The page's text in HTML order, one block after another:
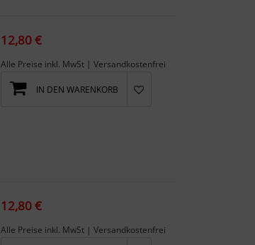
12,80 €
Alle Preise inkl. MwSt | Versandkostenfrei
IN DEN WARENKORB
12,80 €
Alle Preise inkl. MwSt | Versandkostenfrei